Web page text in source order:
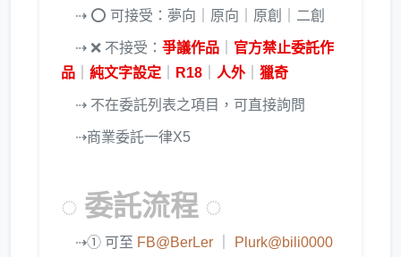
⇢ ⭕ 可接受：夢向｜原向｜原創｜二創
⇢ ❌ 不接受： 爭議作品
官方禁止委託作
品
純文字設定 R18 人外 獵奇
⇢ 不在委託列表之項目，可直接詢問
⇢商業委託一律X5
◌ 委託流程 ◌
⇢① 可至 FB@BerLer
Plurk@bili0000